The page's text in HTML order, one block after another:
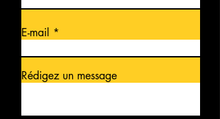
E-mail
Rédigez un message